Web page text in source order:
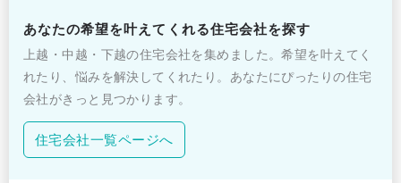
あなたの希望を叶えてくれる住宅会社を探す
上越・中越・下越の住宅会社を集めました。希望を叶えてく
れたり、悩みを解決してくれたり。あなたにぴったりの住宅
会社がきっと見つかります。
住宅会社一覧ページへ